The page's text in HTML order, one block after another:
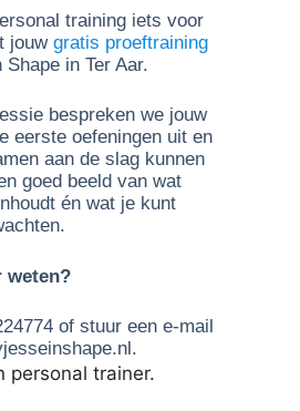
training iets voor
jouw gratis proeftraining
in Ter Aar.
bespreken we jouw
eerste oefeningen uit en
aan de slag kunnen
goed beeld van wat
én wat je kunt
weten?
of stuur een e-mail